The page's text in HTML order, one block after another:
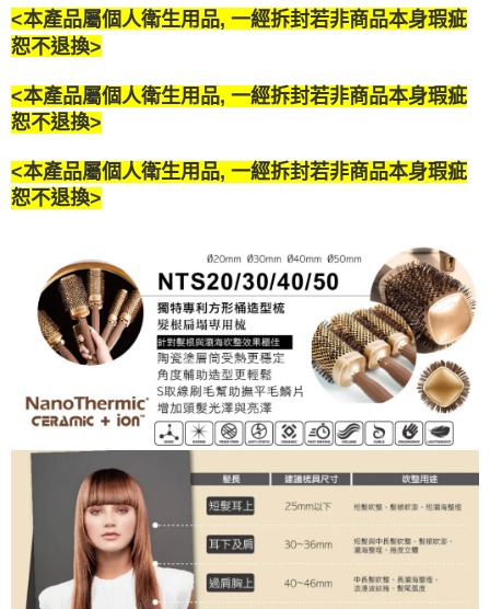
<本產品屬個人衛生用品, 一經拆封若非商品本身瑕疵
恕不退換>
<本產品屬個人衛生用品, 一經拆封若非商品本身瑕疵
恕不退換>
<本產品屬個人衛生用品, 一經拆封若非商品本身瑕疵
恕不退換>